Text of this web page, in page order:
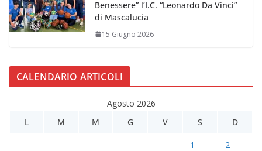
Benessere” l’I.C. “Leonardo Da Vinci”
di Mascalucia
15 Giugno 2026
CALENDARIO ARTICOLI
Agosto 2026
L
M M G V S D
1 2